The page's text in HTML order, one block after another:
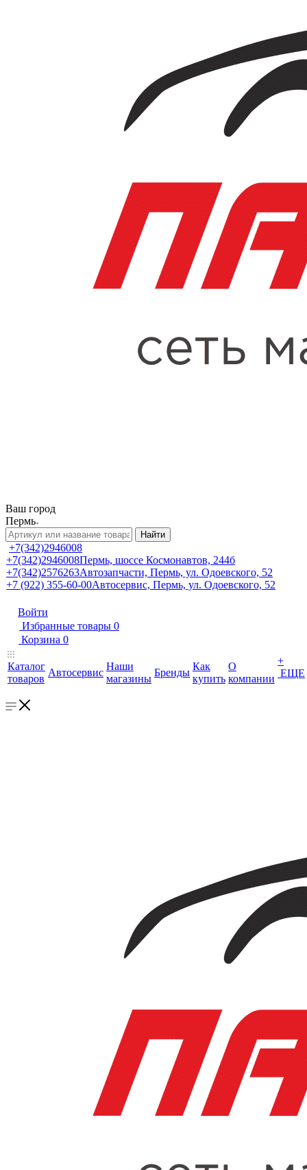
Ваш город
Пермь
Найти
+7(342)2946008
+7(342)2946008Пермь, шоссе Космонавтов, 244б
+7(342)2576263Автозапчасти, Пермь, ул. Одоевского, 52
+7 (922) 355-60-00Автосервис, Пермь, ул. Одоевского, 52
Войти
Избранные товары 0
Корзина 0
Каталог
товаров
Автосервис
Наши
магазины
Бренды
Как
купить
О
компании
+
ЕЩЕ